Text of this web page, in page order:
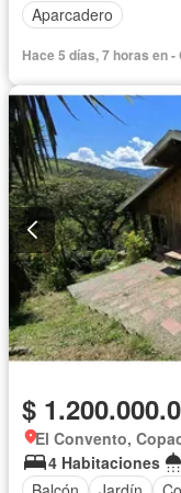
Aparcadero
Hace 5 días, 7 horas en
$
El Convento,
4 Habitaciones